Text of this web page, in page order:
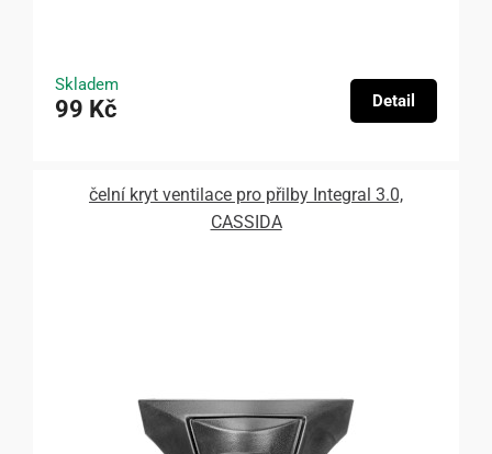
Skladem
99 Kč Detail
čelní kryt ventilace pro přilby Integral 3.0,
CASSIDA